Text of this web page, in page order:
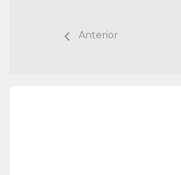
Anterior